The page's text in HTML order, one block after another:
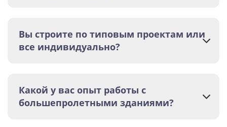
Вы строите по типовым проектам или
все индивидуально?
Какой у вас опыт работы с
большепролетными зданиями?